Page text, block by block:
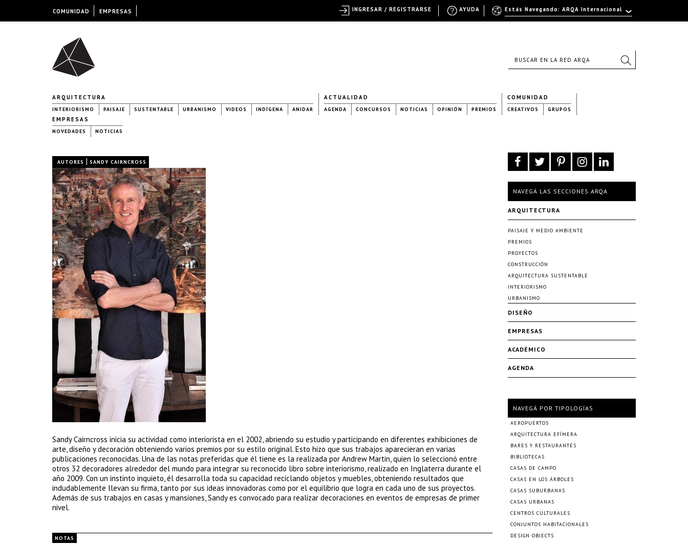
ARQUITECTURA
INTERIORISMO PAISAJE SUSTENTABLE URBANISMO VIDEOS INDÍGENA ANIDAR
ACTUALIDAD
AGENDA CONCURSOS NOTICIAS OPINIÓN PREMIOS
COMUNIDAD
CREATIVOS GRUPOS
EMPRESAS
NOVEDADES NOTICIAS
AUTORES | SANDY CAIRNCROSS
Sandy Cairncross inicia su actividad como interiorista en el 2002, abriendo su estudio y participando en diferentes exhibiciones de
arte, diseño y decoración obteniendo varios premios por su estilo original. Esto hizo que sus trabajos aparecieran en varias
publicaciones reconocidas. Una de las notas preferidas que él tiene es la realizada por Andrew Martin, quien lo seleccionó entre
otros 32 decoradores alrededor del mundo para integrar su reconocido libro sobre interiorismo, realizado en Inglaterra durante el
año 2009. Con un instinto inquieto, él desarrolla toda su capacidad reciclando objetos y muebles, obteniendo resultados que
indudablemente llevan su firma, tanto por sus ideas innovadoras como por el equilibrio que logra en cada uno de sus proyectos.
Además de sus trabajos en casas y mansiones, Sandy es convocado para realizar decoraciones en eventos de empresas de primer
nivel.
NOTAS
NAVEGÁ LAS SECCIONES ARQA
ARQUITECTURA
PAISAJE Y MEDIO AMBIENTE
PREMIOS
PROYECTOS
CONSTRUCCIÓN
ARQUITECTURA SUSTENTABLE
INTERIORISMO
URBANISMO
DISEÑO
EMPRESAS
ACADÉMICO
AGENDA
NAVEGÁ POR TIPOLOGÍAS
AEROPUERTOS
ARQUITECTURA EFÍMERA
BARES Y RESTAURANTES
BIBLIOTECAS
CASAS DE CAMPO
CASAS EN LOS ÁRBOLES
CASAS SUBURBANAS
CASAS URBANAS
CENTROS CULTURALES
CONJUNTOS HABITACIONALES
DESIGN OBJECTS
COMUNIDAD EMPRESAS Estás Navegando: ARQA Internacional
AYUDA
INGRESAR / REGISTRARSE